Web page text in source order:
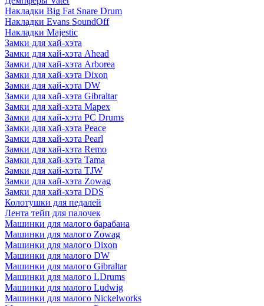
Накладки Big Fat Snare Drum
Накладки Evans SoundOff
Накладки Majestic
Замки для хай-хэта
Замки для хай-хэта Ahead
Замки для хай-хэта Arborea
Замки для хай-хэта Dixon
Замки для хай-хэта DW
Замки для хай-хэта Gibraltar
Замки для хай-хэта Mapex
Замки для хай-хэта PC Drums
Замки для хай-хэта Peace
Замки для хай-хэта Pearl
Замки для хай-хэта Remo
Замки для хай-хэта Tama
Замки для хай-хэта TJW
Замки для хай-хэта Zowag
Замки для хай-хэта DDS
Колотушки для педалей
Лента тейп для палочек
Машинки для малого барабана
Машинки для малого Zowag
Машинки для малого Dixon
Машинки для малого DW
Машинки для малого Gibraltar
Машинки для малого LDrums
Машинки для малого Ludwig
Машинки для малого Nickelworks